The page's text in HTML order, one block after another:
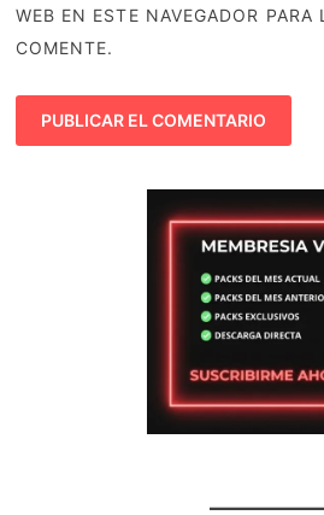
WEB EN ESTE NAVEGADOR
COMENTE.